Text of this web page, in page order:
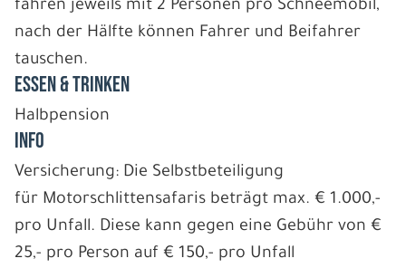
fahren jeweils mit 2 Personen pro Schneemobil,
nach der Hälfte können Fahrer und Beifahrer
tauschen.
ESSEN & TRINKEN
Halbpension
INFO
Versicherung: Die Selbstbeteiligung
für Motorschlittensafaris beträgt max. € 1.000,-
pro Unfall. Diese kann gegen eine Gebühr von €
25,- pro Person auf € 150,- pro Unfall